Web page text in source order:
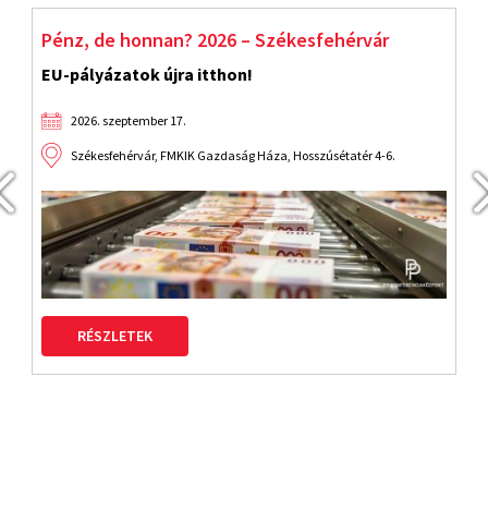
Pénz, de honnan? 2026 – Székesfehérvár
EU-pályázatok újra itthon!
2026. szeptember 17.
Székesfehérvár, FMKIK Gazdaság Háza, Hosszúsétatér 4-6.
RÉSZLETEK